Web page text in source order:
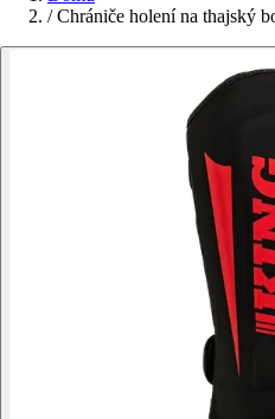
/ Chrániče holení na thajský